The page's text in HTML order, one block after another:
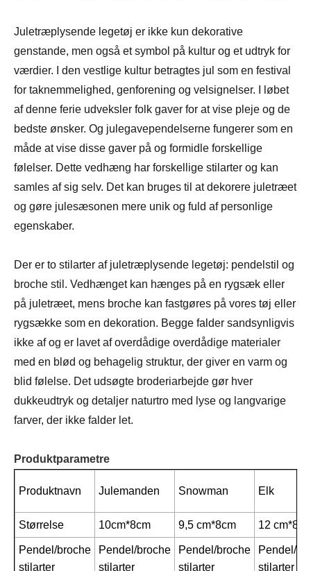
Juletræplysende legetøj er ikke kun dekorative
genstande, men også et symbol på kultur og et udtryk for
værdier. I den vestlige kultur betragtes jul som en festival
for taknemmelighed, genforening og velsignelser. I løbet
af denne ferie udveksler folk gaver for at vise pleje og de
bedste ønsker. Og julegavependelserne fungerer som en
måde at vise disse gaver på og formidle forskellige
følelser. Dette vedhæng har forskellige stilarter og kan
samles af sig selv. Det kan bruges til at dekorere juletræet
og gøre julesæsonen mere unik og fuld af personlige
egenskaber.
Der er to stilarter af juletræplysende legetøj: pendelstil og
broche stil. Vedhænget kan hænges på en rygsæk eller
på juletræet, mens broche kan fastgøres på vores tøj eller
rygsække som en dekoration. Begge falder sandsynligvis
ikke af og er lavet af overdådige overdådige materialer
med en blød og behagelig struktur, der giver en varm og
blid følelse. Det udsøgte broderiarbejde gør hver
dukkeudtryk og detaljer naturtro med lyse og langvarige
farver, der ikke falder let.
Produktparametre
Produktnavn Julemanden Snowman Elk
Størrelse 10cm*8cm 9,5 cm*8cm 12 cm*8,5
Pendel/broche
stilarter
Pendel/broche
stilarter
Pendel/broche
stilarter
Pendel/
stilarter